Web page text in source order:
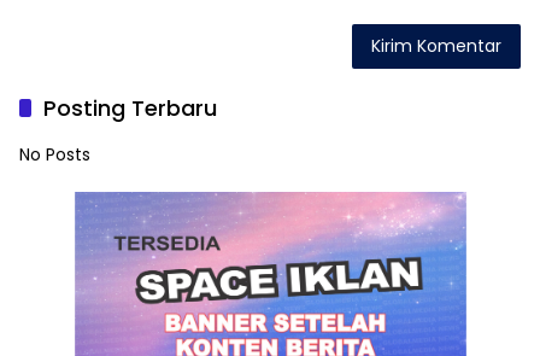
Posting Terbaru
No Posts